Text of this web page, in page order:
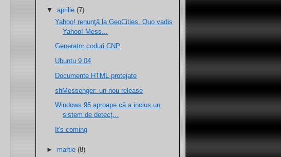
▼aprilie(7)
Yahoo! renunţă la GeoCities. Quo vadis
Yahoo! Mess...
Generator coduri CNP
Ubuntu 9.04
Documente HTML protejate
shMessenger: un nou release
Windows 95 aproape că a inclus un
sistem de detecţ...
It's coming
►martie(8)